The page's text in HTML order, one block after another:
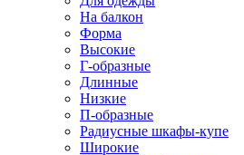
На балкон
Форма
Высокие
Г-образные
Длинные
Низкие
П-образные
Радиусные шкафы-купе
Широкие